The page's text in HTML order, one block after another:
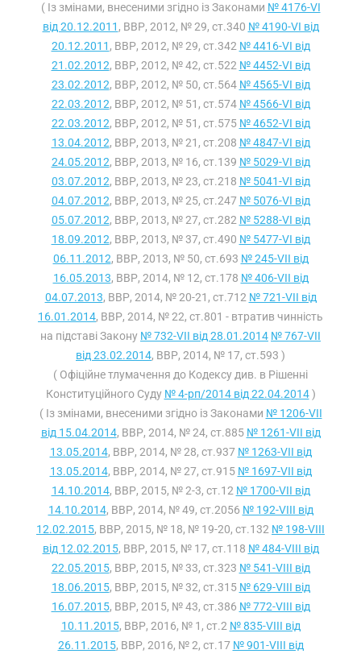
( Із змінами, внесеними згідно із Законами № 4176-VI
від 20.12.2011 , ВВР, 2012, № 29, ст.340 № 4190-VI від
20.12.2011 , ВВР, 2012, № 29, ст.342 № 4416-VI від
21.02.2012, ВВР, 2012, № 42, ст.522 № 4452-VI від
23.02.2012, ВВР, 2012, № 50, ст.564 № 4565-VI від
22.03.2012, ВВР, 2012, № 51, ст.574 № 4566-VI від
22.03.2012, ВВР, 2012, № 51, ст.575 № 4652-VI від
13.04.2012, ВВР, 2013, № 21, ст.208 № 4847-VI від
24.05.2012, ВВР, 2013, № 16, ст.139 № 5029-VI від
03.07.2012, ВВР, 2013, № 23, ст.218 № 5041-VI від
04.07.2012, ВВР, 2013, № 25, ст.247 № 5076-VI від
05.07.2012, ВВР, 2013, № 27, ст.282 № 5288-VI від
18.09.2012, ВВР, 2013, № 37, ст.490 № 5477-VI від
06.11.2012, ВВР, 2013, № 50, ст.693 № 245-VII від
16.05.2013, ВВР, 2014, № 12, ст.178 № 406-VII від
04.07.2013, ВВР, 2014, № 20-21, ст.712 № 721-VII від
16.01.2014, ВВР, 2014, № 22, ст.801 - втратив чинність
на підставі Закону № 732-VII від 28.01.2014 № 767-VII
від 23.02.2014, ВВР, 2014, № 17, ст.593 )
( Офіційне тлумачення до Кодексу див. в Рішенні
Конституційного Суду № 4-рп/2014 від 22.04.2014)
( Із змінами, внесеними згідно із Законами № 1206-VII
від 15.04.2014, ВВР, 2014, № 24, ст.885 № 1261-VII від
13.05.2014, ВВР, 2014, № 28, ст.937 № 1263-VII від
13.05.2014, ВВР, 2014, № 27, ст.915 № 1697-VII від
14.10.2014, ВВР, 2015, № 2-3, ст.12 № 1700-VII від
14.10.2014, ВВР, 2014, № 49, ст.2056 № 192-VIII від
12.02.2015, ВВР, 2015, № 18, № 19-20, ст.132 № 198-VIII
від 12.02.2015, ВВР, 2015, № 17, ст.118 № 484-VIII від
22.05.2015, ВВР, 2015, № 33, ст.323 № 541-VIII від
18.06.2015, ВВР, 2015, № 32, ст.315 № 629-VIII від
16.07.2015, ВВР, 2015, № 43, ст.386 № 772-VIII від
10.11.2015, ВВР, 2016, № 1, ст.2 № 835-VIII від
26.11.2015, ВВР, 2016, № 2, ст.17 № 901-VIII від